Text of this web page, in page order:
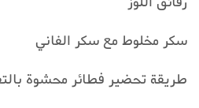
سكر مخلوط مع سكر الفاني
طريقة تحضير فطائر محشوة